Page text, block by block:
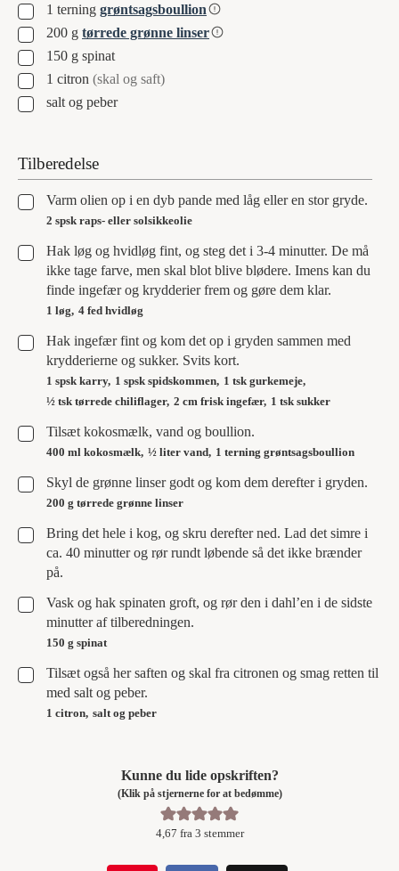
▢1 terning grøntsagsboullion
▢
200 g tørrede grønne linser
▢150 g spinat
▢1 citron (skal og saft)
▢
salt og peber
Tilberedelse
▢
Varm olien op i en dyb pande med låg eller en stor gryde.
2 spsk raps- eller solsikkeolie
▢
Hak løg og hvidløg fint, og steg det i 3-4 minutter. De må
ikke tage farve, men skal blot blive blødere. Imens kan du
finde ingefær og krydderier frem og gøre dem klar.
1 løg, 4 fed hvidløg
▢
Hak ingefær fint og kom det op i gryden sammen med
krydderierne og sukker. Svits kort.
1 spsk karry, 1 spsk spidskommen, 1 tsk gurkemeje,
½ tsk tørrede chiliflager, 2 cm frisk ingefær, 1 tsk sukker
▢
Tilsæt kokosmælk, vand og boullion.
400 ml kokosmælk, ½ liter vand, 1 terning grøntsagsboullion
▢
Skyl de grønne linser godt og kom dem derefter i gryden.
200 g tørrede grønne linser
▢
Bring det hele i kog, og skru derefter ned. Lad det simre i
ca. 40 minutter og rør rundt løbende så det ikke brænder
på.
▢
Vask og hak spinaten groft, og rør den i dahl’en i de sidste
minutter af tilberedningen.
150 g spinat
▢
Tilsæt også her saften og skal fra citronen og smag retten til
med salt og peber.
1 citron, salt og peber
Kunne du lide opskriften?
(Klik på stjernerne for at bedømme)
4,67 fra 3 stemmer